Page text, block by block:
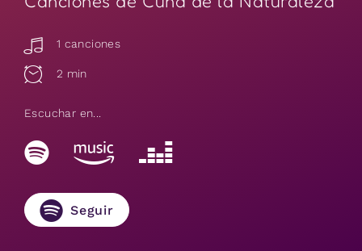
1 canciones
2 min
Escuchar en...
Seguir